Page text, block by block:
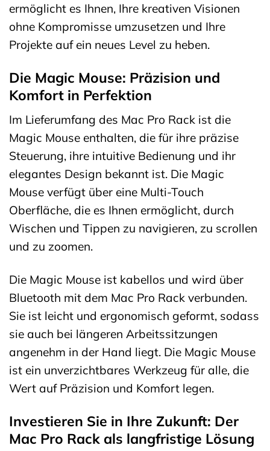
ermöglicht es Ihnen, Ihre kreativen Visionen
ohne Kompromisse umzusetzen und Ihre
Projekte auf ein neues Level zu heben.
Die Magic Mouse: Präzision und
Komfort in Perfektion
Im Lieferumfang des Mac Pro Rack ist die
Magic Mouse enthalten, die für ihre präzise
Steuerung, ihre intuitive Bedienung und ihr
elegantes Design bekannt ist. Die Magic
Mouse verfügt über eine Multi-Touch
Oberfläche, die es Ihnen ermöglicht, durch
Wischen und Tippen zu navigieren, zu scrollen
und zu zoomen.
Die Magic Mouse ist kabellos und wird über
Bluetooth mit dem Mac Pro Rack verbunden.
Sie ist leicht und ergonomisch geformt, sodass
sie auch bei längeren Arbeitssitzungen
angenehm in der Hand liegt. Die Magic Mouse
ist ein unverzichtbares Werkzeug für alle, die
Wert auf Präzision und Komfort legen.
Investieren Sie in Ihre Zukunft: Der
Mac Pro Rack als langfristige Lösung